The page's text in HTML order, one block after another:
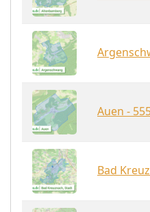
Auen -
Bad